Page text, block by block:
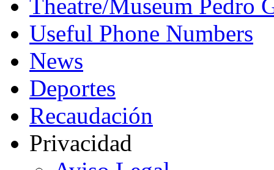
Theatre/Museum Pedro
Useful Phone Numbers
News
Deportes
Recaudación
Privacidad